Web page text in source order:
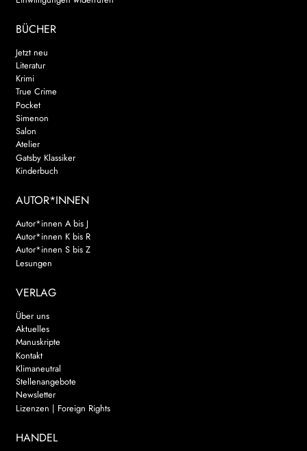
BÜCHER
Jetzt neu
Literatur
Krimi
True Crime
Pocket
Simenon
Salon
Atelier
Gatsby Klassiker
Kinderbuch
AUTOR*INNEN
Autor*innen A bis J
Autor*innen K bis R
Autor*innen S bis Z
Lesungen
VERLAG
Über uns
Aktuelles
Manuskripte
Kontakt
Klimaneutral
Stellenangebote
Newsletter
Lizenzen | Foreign Rights
HANDEL